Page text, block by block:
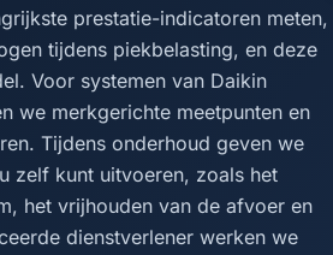
prestatie-indicatoren meten,
tijdens piekbelasting, en deze
Voor systemen van Daikin
we merkgerichte meetpunten en
Tijdens onderhoud geven we
zelf kunt uitvoeren, zoals het
het vrijhouden van de afvoer en
dienstverlener werken we